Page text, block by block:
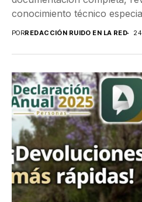
conocimiento técnico
PORREDACCIÓN RUIDO EN LA RED